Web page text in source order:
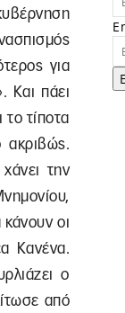
για
Και πάει
τίποτα
ακριβώς.
την
οι
Κανένα.
ο
από